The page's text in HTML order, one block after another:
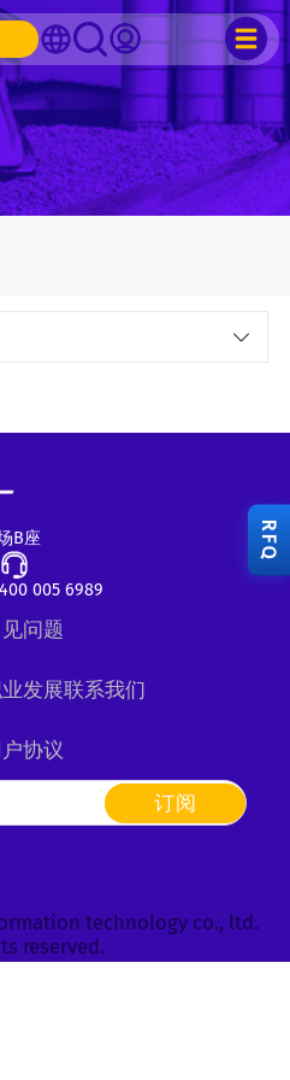
B座
400 005 6989
问题
发展联系我们
协议
订阅
technology co., ltd.
reserved.
RFQ